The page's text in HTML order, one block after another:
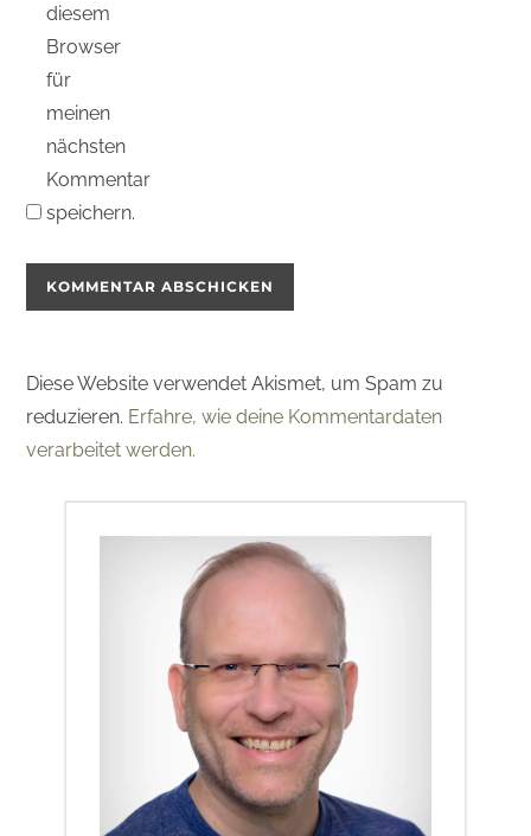
diesem
Browser
für
meinen
nächsten
Kommentar
speichern.
Diese Website verwendet Akismet, um Spam zu
reduzieren. Erfahre, wie deine Kommentardaten
verarbeitet werden.